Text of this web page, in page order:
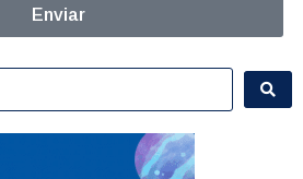
Enviar